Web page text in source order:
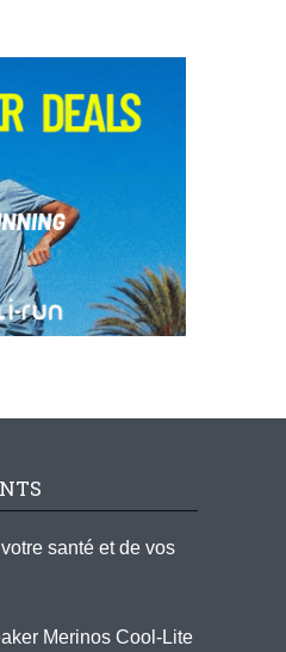
santé et de vos
Merinos Cool-Lite